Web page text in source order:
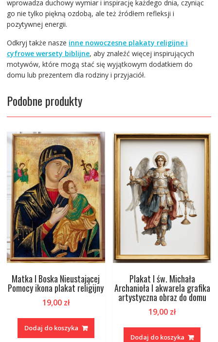
wprowadza duchowy wymiar i inspirację każdego dnia, czyniąc
go nie tylko piękną ozdobą, ale też źródłem refleksji i
pozytywnej energii.
Odkryj także nasze inne nowoczesne plakaty religijne i
cyfrowe wersety biblijne, aby znaleźć więcej inspirujących
motywów, które mogą stać się wyjątkowym dodatkiem do
domu lub prezentem dla rodziny i przyjaciół.
Podobne produkty
Matka I Boska Nieustającej
Pomocy ikona plakat religijny
19,00 zł
Dodaj do koszyka
Plakat I św. Michała
Archanioła I akwarela grafika
artystyczna obraz do domu
19,00 zł
Dodaj do koszyka